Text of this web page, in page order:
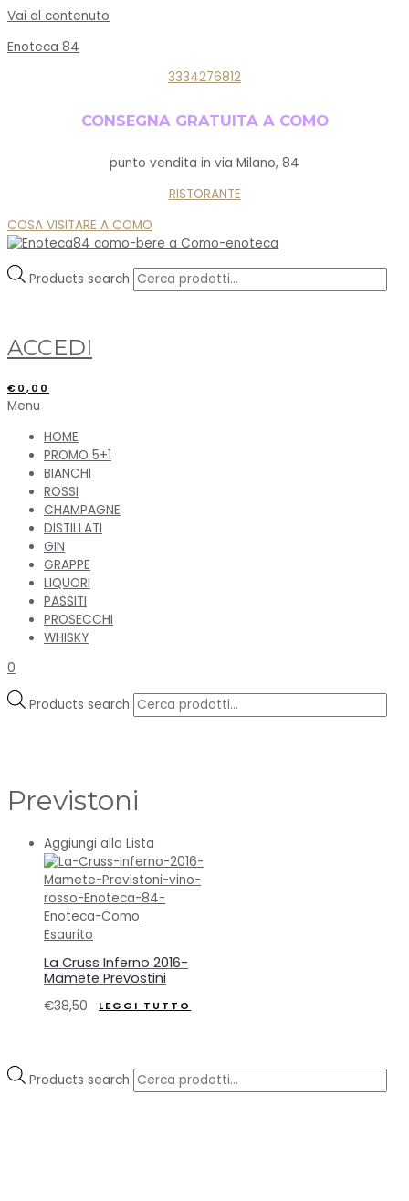
Vai al contenuto
Enoteca 84
3334276812
CONSEGNA GRATUITA A COMO
punto vendita in via Milano, 84
RISTORANTE
COSA VISITARE A COMO
Products search
ACCEDI
€ 0,00
Menu
HOME
PROMO 5+1
BIANCHI
ROSSI
CHAMPAGNE
DISTILLATI
GIN
GRAPPE
LIQUORI
PASSITI
PROSECCHI
WHISKY
0
Products search
Products search
Previstoni
Aggiungi alla Lista
Esaurito
La Cruss Inferno 2016-
Mamete Prevostini
€38,50 LEGGI TUTTO